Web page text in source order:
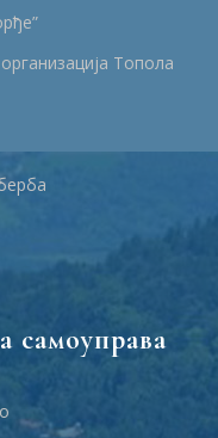
Топола
самоуправа